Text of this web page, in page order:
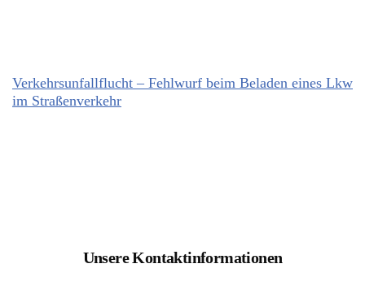
Verkehrsunfallflucht – Fehlwurf beim Beladen eines Lkw
im Straßenverkehr
Unsere Kontaktinformationen